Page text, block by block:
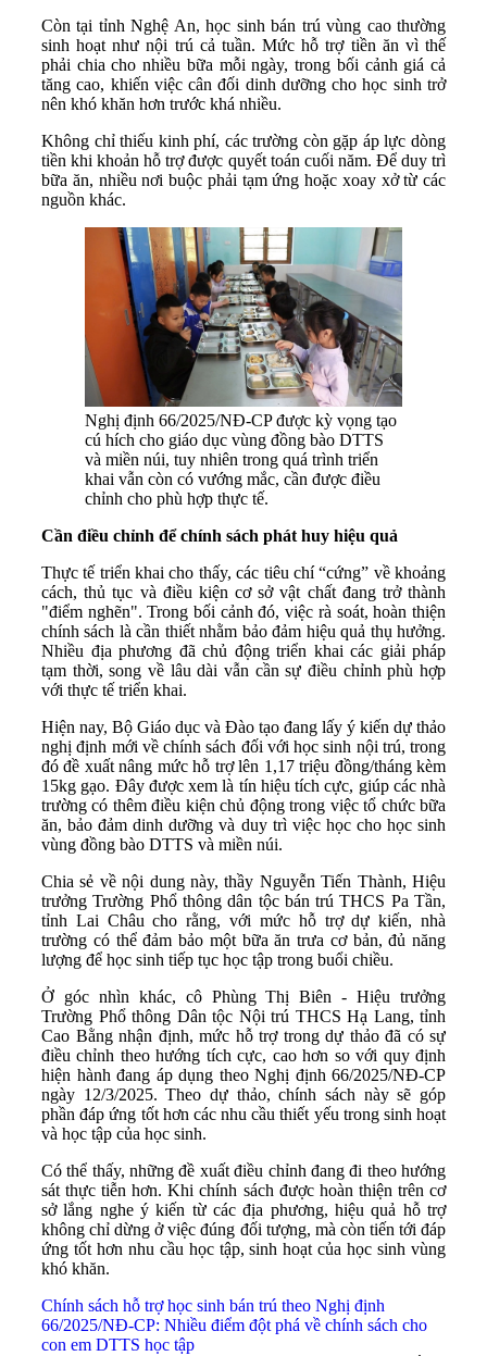
Còn tại tỉnh Nghệ An, học sinh bán trú vùng cao thường
sinh hoạt như nội trú cả tuần. Mức hỗ trợ tiền ăn vì thế
phải chia cho nhiều bữa mỗi ngày, trong bối cảnh giá cả
tăng cao, khiến việc cân đối dinh dưỡng cho học sinh trở
nên khó khăn hơn trước khá nhiều.
Không chỉ thiếu kinh phí, các trường còn gặp áp lực dòng
tiền khi khoản hỗ trợ được quyết toán cuối năm. Để duy trì
bữa ăn, nhiều nơi buộc phải tạm ứng hoặc xoay xở từ các
nguồn khác.
Nghị định 66/2025/NĐ-CP được kỳ vọng tạo
cú hích cho giáo dục vùng đồng bào DTTS
và miền núi, tuy nhiên trong quá trình triển
khai vẫn còn có vướng mắc, cần được điều
chỉnh cho phù hợp thực tế.
Cần điều chỉnh để chính sách phát huy hiệu quả
Thực tế triển khai cho thấy, các tiêu chí “cứng” về khoảng
cách, thủ tục và điều kiện cơ sở vật chất đang trở thành
"điểm nghẽn". Trong bối cảnh đó, việc rà soát, hoàn thiện
chính sách là cần thiết nhằm bảo đảm hiệu quả thụ hưởng.
Nhiều địa phương đã chủ động triển khai các giải pháp
tạm thời, song về lâu dài vẫn cần sự điều chỉnh phù hợp
với thực tế triển khai.
Hiện nay, Bộ Giáo dục và Đào tạo đang lấy ý kiến dự thảo
nghị định mới về chính sách đối với học sinh nội trú, trong
đó đề xuất nâng mức hỗ trợ lên 1,17 triệu đồng/tháng kèm
15kg gạo. Đây được xem là tín hiệu tích cực, giúp các nhà
trường có thêm điều kiện chủ động trong việc tổ chức bữa
ăn, bảo đảm dinh dưỡng và duy trì việc học cho học sinh
vùng đồng bào DTTS và miền núi.
Chia sẻ về nội dung này, thầy Nguyễn Tiến Thành, Hiệu
trưởng Trường Phổ thông dân tộc bán trú THCS Pa Tần,
tỉnh Lai Châu cho rằng, với mức hỗ trợ dự kiến, nhà
trường có thể đảm bảo một bữa ăn trưa cơ bản, đủ năng
lượng để học sinh tiếp tục học tập trong buổi chiều.
Ở góc nhìn khác, cô Phùng Thị Biên - Hiệu trưởng
Trường Phổ thông Dân tộc Nội trú THCS Hạ Lang, tỉnh
Cao Bằng nhận định, mức hỗ trợ trong dự thảo đã có sự
điều chỉnh theo hướng tích cực, cao hơn so với quy định
hiện hành đang áp dụng theo Nghị định 66/2025/NĐ-CP
ngày 12/3/2025. Theo dự thảo, chính sách này sẽ góp
phần đáp ứng tốt hơn các nhu cầu thiết yếu trong sinh hoạt
và học tập của học sinh.
Có thể thấy, những đề xuất điều chỉnh đang đi theo hướng
sát thực tiễn hơn. Khi chính sách được hoàn thiện trên cơ
sở lắng nghe ý kiến từ các địa phương, hiệu quả hỗ trợ
không chỉ dừng ở việc đúng đối tượng, mà còn tiến tới đáp
ứng tốt hơn nhu cầu học tập, sinh hoạt của học sinh vùng
khó khăn.
Chính sách hỗ trợ học sinh bán trú theo Nghị định
66/2025/NĐ-CP: Nhiều điểm đột phá về chính sách cho
con em DTTS học tập